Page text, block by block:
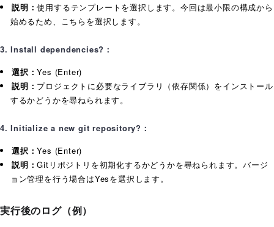
説明：使用するテンプレートを選択します。今回は最小限の構成から
始めるため、こちらを選択します。
3. Install dependencies?：
選択：Yes (Enter)
説明： プロジェクトに必要なライブラリ（依存関係）をインストール
するかどうかを尋ねられます。
4. Initialize a new git repository?：
選択：Yes (Enter)
説明：Gitリポジトリを初期化するかどうかを尋ねられます。バージ
ョン管理を行う場合はYesを選択します。
実行後のログ（例）